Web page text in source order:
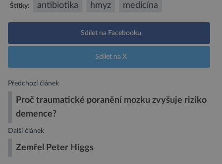
Štítky: antibiotika hmyz medicína
Sdílet na Facebooku
Sdílet na X
Předchozí článek
Proč traumatické poranění mozku zvyšuje riziko
demence?
Další článek
Zemřel Peter Higgs